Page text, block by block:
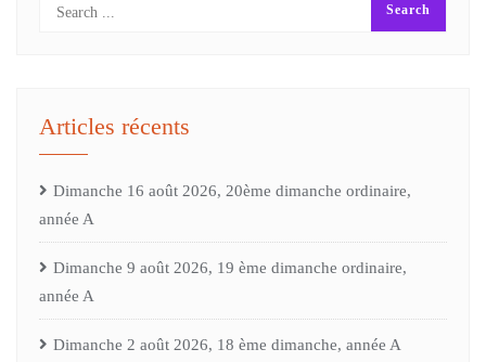
Articles récents
Dimanche 16 août 2026, 20ème dimanche ordinaire,
année A
Dimanche 9 août 2026, 19 ème dimanche ordinaire,
année A
Dimanche 2 août 2026, 18 ème dimanche, année A